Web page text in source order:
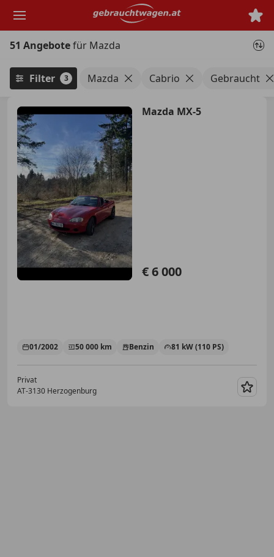
Hauptinhalt
51 Angebotefür Mazda
Filter 3 Mazda Cabrio Gebraucht
Mazda MX-5
€ 6 000
01/2002 50 000 km Benzin 81 kW (110 PS)
Privat
AT-3130 Herzogenburg